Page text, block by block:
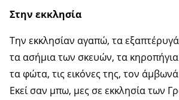
Στην εκκλησία
Την εκκλησίαν αγαπώ, τα
τα ασήμια των σκευών, τα
τα φώτα, τις εικόνες της, τον
Εκεί σαν μπω, μες σε εκκλησία των